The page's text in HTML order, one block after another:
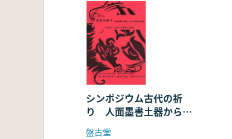
シンポジウム古代の祈
り 人面墨書土器からみ
た東国の祭祀
盤古堂